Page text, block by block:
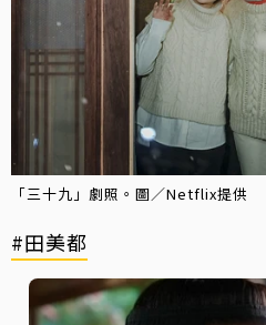
「三十九」劇照。圖／Netflix提供
#田美都